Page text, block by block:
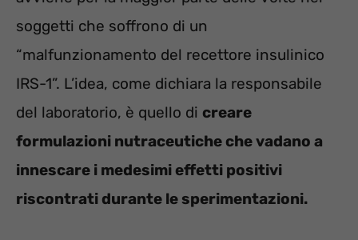
soggetti che soffrono di un
“malfunzionamento del recettore insulinico
IRS-1”. L’idea, come dichiara la responsabile
del laboratorio, è quello di creare
formulazioni nutraceutiche che vadano a
innescare i medesimi effetti positivi
riscontrati durante le sperimentazioni.